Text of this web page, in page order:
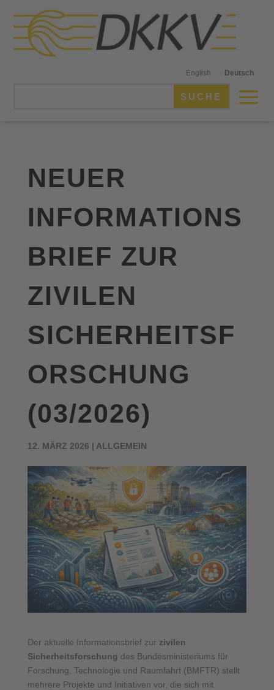
English Deutsch
NEUER
INFORMATIONS
BRIEF ZUR
ZIVILEN
SICHERHEITSF
ORSCHUNG
(03/2026)
12. MÄRZ 2026 | ALLGEMEIN
Der aktuelle Informationsbrief zur zivilen
Sicherheitsforschung des Bundesministeriums für
Forschung, Technologie und Raumfahrt (BMFTR) stellt
mehrere Projekte und Initiativen vor, die sich mit